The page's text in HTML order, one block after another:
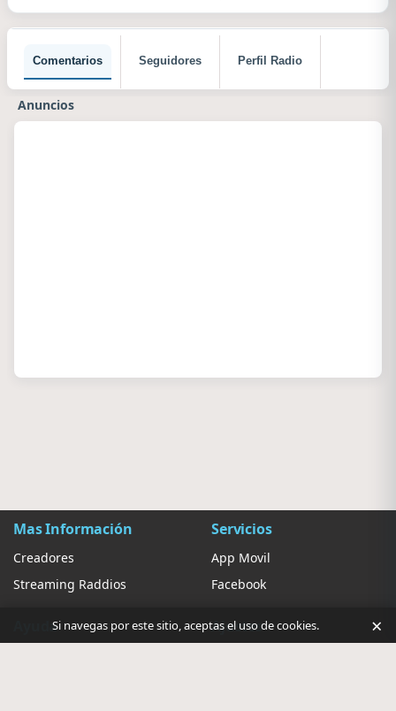
Comentarios Seguidores Perfil Radio
Anuncios
Mas Información
Creadores
Streaming Raddios
Servicios
App Movil
Facebook
Ayuda Ajustes
Si navegas por este sitio, aceptas el uso de cookies. ×